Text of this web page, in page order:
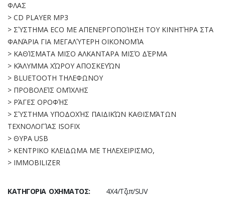
ΦΛΑΣ
> CD PLAYER MP3
> ΣΎΣΤΗΜΑ ECO ΜΕ ΑΠΕΝΕΡΓΟΠΟΊΗΣΗ ΤΟΥ ΚΙΝΗΤΉΡΑ ΣΤΑ
ΦΑΝΆΡΙΑ ΓΙΑ ΜΕΓΑΛΎΤΕΡΗ ΟΙΚΟΝΟΜΊΑ
> ΚΑΘΊΣΜΑΤΑ ΜΙΣΟ ΑΛΚΑΝΤΑΡΑ ΜΙΣΌ ΔΈΡΜΑ
> ΚΆΛΥΜΜΑ ΧΏΡΟΥ ΑΠΟΣΚΕΥΏΝ
> BLUETOOTH ΤΗΛΕΦΩΝΟΥ
> ΠΡΟΒΟΛΕΊΣ ΟΜΊΧΛΗΣ
> ΡΆΓΕΣ ΟΡΟΦΉΣ
> ΣΎΣΤΗΜΑ ΥΠΟΔΟΧΉΣ ΠΑΙΔΙΚΏΝ ΚΑΘΙΣΜΆΤΩΝ
ΤΕΧΝΟΛΟΓΊΑΣ ISOFIX
> ΘΥΡΑ USB
> KENTΡΙΚΟ ΚΛΕΙΔΩΜΑ ΜΕ ΤΗΛΕΧΕΙΡΙΣΜΟ,
> IMMOBILIZER
ΚΑΤΗΓΟΡΊΑ ΟΧΉΜΑΤΟΣ: 4Χ4/Τζιπ/SUV